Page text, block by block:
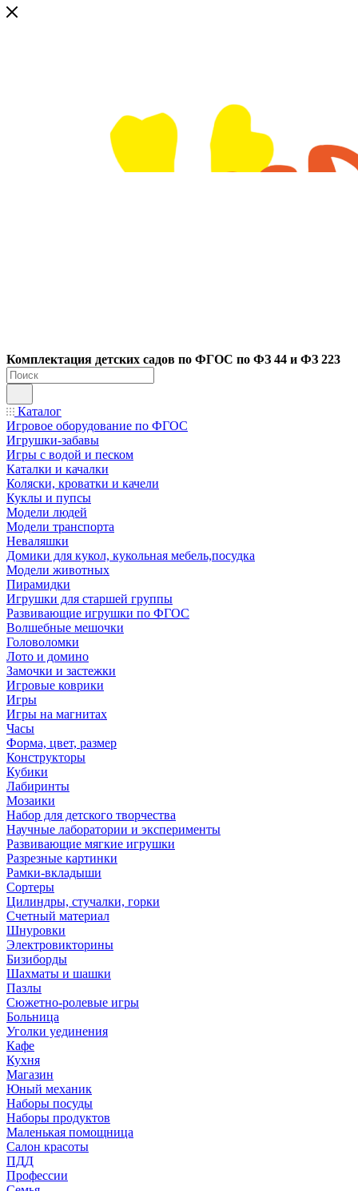
Комплектация детских садов по ФГОC по ФЗ 44 и ФЗ 223
Каталог
Игровое оборудование по ФГОС
Игрушки-забавы
Игры с водой и песком
Каталки и качалки
Коляски, кроватки и качели
Куклы и пупсы
Модели людей
Модели транспорта
Неваляшки
Домики для кукол, кукольная мебель,посудка
Модели животных
Пирамидки
Игрушки для старшей группы
Развивающие игрушки по ФГОС
Волшебные мешочки
Головоломки
Лото и домино
Замочки и застежки
Игровые коврики
Игры
Игры на магнитах
Часы
Форма, цвет, размер
Конструкторы
Кубики
Лабиринты
Мозаики
Набор для детского творчества
Научные лаборатории и эксперименты
Развивающие мягкие игрушки
Разрезные картинки
Рамки-вкладыши
Сортеры
Цилиндры, стучалки, горки
Счетный материал
Шнуровки
Электровикторины
Бизиборды
Шахматы и шашки
Пазлы
Сюжетно-ролевые игры
Больница
Уголки уединения
Кафе
Кухня
Магазин
Юный механик
Наборы посуды
Наборы продуктов
Маленькая помощница
Салон красоты
ПДД
Профессии